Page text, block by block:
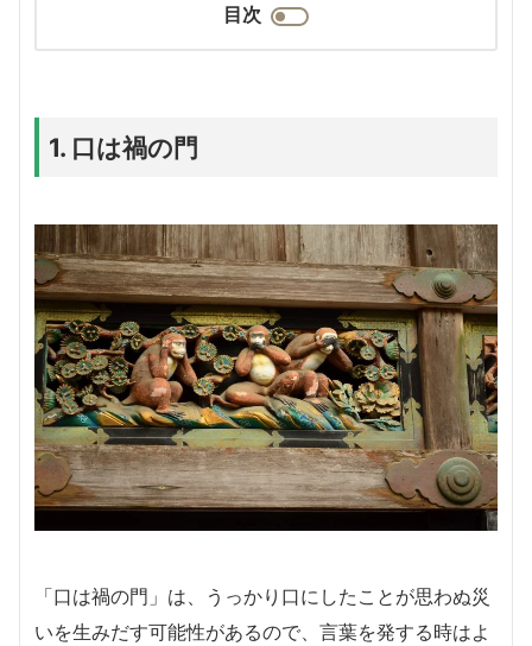
目次
1. 口は禍の門
「口は禍の門」は、うっかり口にしたことが思わぬ災
いを生みだす可能性があるので、言葉を発する時はよ